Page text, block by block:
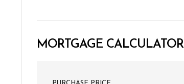
MORTGAGE CALCULATOR